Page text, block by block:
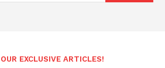
EXCLUSIVE ARTICLES!